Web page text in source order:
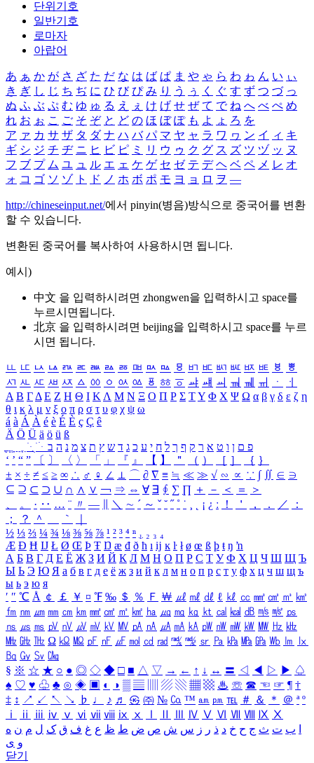
단위기호
일반기호
로마자
아랍어
あ ぁ か が さ ざ た だ な は ば ぱ ま や ゃ ら わ ゎ ん い ぃ
き ぎ し じ ち ぢ に ひ び ぴ み り う ぅ く ぐ す ず つ づ っ
ぬ ふ ぶ ぷ む ゆ ゅ る え ぇ け げ せ ぜ て で ね へ べ ぺ め
れ お ぉ こ ご そ ぞ と ど の ほ ぼ ぽ も よ ょ ろ を
ア ァ カ サ ザ タ ダ ナ ハ バ パ マ ヤ ャ ラ ワ ヮ ン イ ィ キ
ギ シ ジ チ ヂ ニ ヒ ビ ピ ミ リ ウ ゥ ク グ ス ズ ツ ヅ ッ ヌ
フ ブ プ ム ユ ュ ル エ ェ ケ ゲ セ ゼ テ デ ヘ ベ ペ メ レ オ
ォ コ ゴ ソ ゾ ト ド ノ ホ ボ ポ モ ヨ ョ ロ ヲ ―
http://chineseinput.net/에서 pinyin(병음)방식으로 중국어를 변환
할 수 있습니다.
변환된 중국어를 복사하여 사용하시면 됩니다.
예시)
中文 을 입력하시려면 zhongwen을 입력하시고 space를
누르시면됩니다.
北京 을 입력하시려면 beijing을 입력하시고 space를 누르
시면 됩니다.
ㅥ ㅦ ㅧ ㅨ ㅩ ㅪ ㅫ ㅬ ㅭ ㅮ ㅯ ㅰ ㅱ ㅲ ㅳ ㅴ ㅵ ㅶ ㅷ ㅸ
ㅹ
ㅺ ㅻ ㅼ ㅽ ㅾ ㅿ ㆀ ㆁ ㆂ ㆃ ㆄ ㆅ ㆆ ㆇ ㆈ ㆉ ㆊ ㆋ ㆌ ㆍ
ㆎ
Α Β ΓΔ Ε Ζ Η Θ Ι ΚΛ Μ Ν Ξ Ο Π Ρ Σ ΤΥ Φ Χ Ψ Ω α β γ δ ε ζ η
θ ι κ λ μ ν ξ ο π ρ σ τ υ φ χ ψ ω
á à Á À é è É È ç Ç ê
Ä Ö Ü ä ö ü ß
ִֶֹ ֻּ ׁׂ פ ם ן ו ט א ר ק ף ך ל ח י ע כ ג ד ש ץ ת צ מ נ ה ב
‘ ’ “ ” 〔 〕 〈 〉 「 」 『 』 【 】 ＂ （ ） ［ ］ ｛ ｝
± × ÷ ≠ ≤ ≥ ∞ ∴ ♂ ♀ ∠ ⊥ ⌒ ∂ ∇ ≡ ≒ ≪ ≫ √ ∽ ∝ ∵ ∫ ∬ ∈ ∋
⊆ ⊇ ⊂ ⊃ ∪ ∩ ∧ ∨ ￢ ⇒ ⇔ ∀ ∃ ∮ ∑ ∏ ＋ － ＜ ＝
＞
、
。 · ‥ … ¨ 〃 ― ＼ ∼ ´ ～ ˇ ˘ ˝ ˚ ˙ ¸ ¡ ¿ ː ！ ＇ ， ． ／
：
；
？ ＾ ｀
½ ⅓ ⅔ ¼ ¾ ⅛ ⅜ ⅝ ⅞ ¹ ² ³ ⁴ ⁿ ₁ ₂ ₃ ₄
Æ Ð Ħ Ĳ Ł Ø Œ Þ Ŧ Ŋ æ đ ð ħ ı ĳ ĸ ŀ ł ø œ ß þ ŧ ŋ ŉ
А Б В Г Д Е Ё Ж З И Й К Л М Н О П Р С Т У Ф Х Ц Ч Ш Щ Ъ
Ы Ь Э Ю Я а б в г д е ё ж з и й к л м н о п р с т у ф х ц ч ш щ ъ
ы ь э ю я
′ ″ ℃ Å ￠ ￡ ￥ ¤ ℉ ‰ ＄ ％ Ｆ ￦ ㎕ ㎖ ㎗ ℓ ㎘ ㏄ ㎣ ㎤ ㎥ ㎦
㎙ ㎚ ㎛ ㎜ ㎝ ㎞ ㎟ ㎠ ㎡ ㎢ ㏊ ㎍ ㎎ ㎏ ㏏ ㎈ ㎉ ㏈ ㎧ ㎨ ㎰
㎱ ㎲ ㎳ ㎴ ㎵ ㎶ ㎷ ㎸ ㎹ ㎀ ㎁ ㎂ ㎃ ㎄ ㎺ ㎻ ㎽ ㎾ ㎿ ㎐ ㎑
㎒ ㎓ ㎔ Ω ㏀ ㏁ ㎊ ㎋ ㎌ ㏖ ㏅ ㎭ ㎮ ㎯ ㏛ ㎩ ㎪ ㎫ ㎬ ㏝ ㏐
㏓
㏃ ㏉ ㏜ ㏆
§ ※ ☆ ★ ○ ● ◎ ◇ ◆ □ ■ △ ▽ → ← ↑ ↓ ↔ 〓 ◁ ◀ ▷ ▶ ♤
♠ ♡ ♥ ♧ ♣ ⊙ ◈ ▣ ◐ ◑ ▒ ▤ ▨ ▧ ▦ ▩ ♨ ☏ ☎ ☜ ☞ ¶ †
‡ ↕ ↗ ↙ ↖ ↘ ♭ ♩ ♪ ♬ ㉿ ㈜ № ㏇ ™ ㏂ ㏘ ℡ ＃ ＆ ＊ ＠ ª º
ⅰ
ⅱ ⅲ ⅳ ⅴ ⅵ ⅶ ⅷ ⅸ ⅹ Ⅳ Ⅴ Ⅵ Ⅶ Ⅷ Ⅸ Ⅹ
ب ت ث ج ح خ د ذ ر ز س ش ص ض ط ظ ع غ ف ق ک ل م ن ه
و ی
닫기